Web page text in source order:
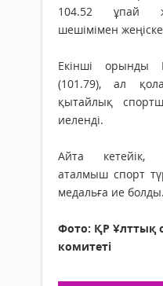
104.52 ұпай
шешімімен
Екінші
(101.79), ал
қытайлық
иеленді.
Айта кетейік,
аталмыш спорт
медальға ие болды.
Фото: ҚР Ұлттық
комитеті